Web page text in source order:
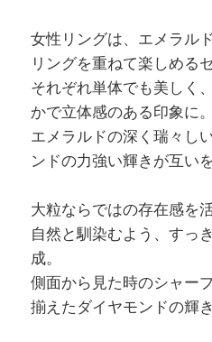
女性リングは、エメラル
リングを重ねて楽しめる
それぞれ単体でも美しく
かで立体感のある印象に。
エメラルドの深く瑞々し
ンドの力強い輝きが互い
大粒ならではの存在感を
自然と馴染むよう、すっ
成。
側面から見た時のシャー
揃えたダイヤモンドの輝